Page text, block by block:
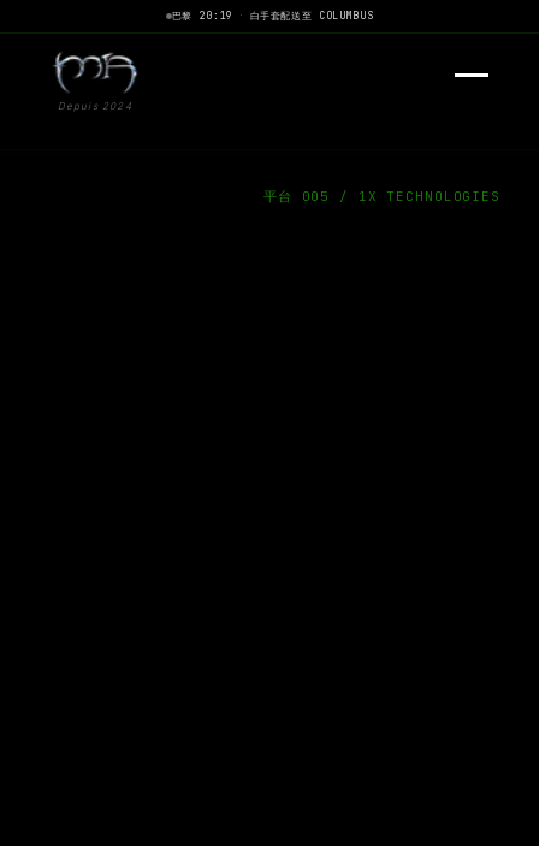
巴黎 20:19 · 白手套配送至 COLUMBUS
Depuis 2024
平台 005 / 1X TECHNOLOGIES